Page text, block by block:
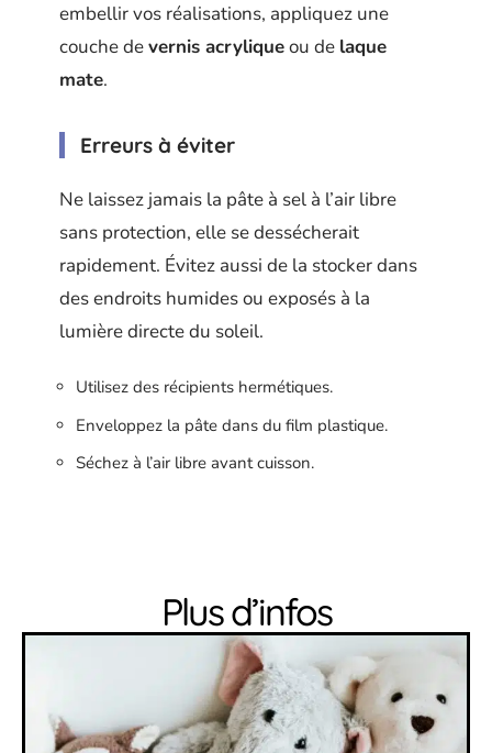
embellir vos réalisations, appliquez une
couche devernis acryliqueou de laque
mate.
Erreurs à éviter
Ne laissez jamais la pâte à sel à l’air libre
sans protection, elle se dessécherait
rapidement. Évitez aussi de la stocker dans
des endroits humides ou exposés à la
lumière directe du soleil.
Utilisez des récipients hermétiques.
Enveloppez la pâte dans du film plastique.
Séchez à l’air libre avant cuisson.
Plus d’infos